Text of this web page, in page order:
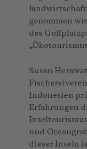
genommen
des
Susan
Indonesien
Erfahrungen
und
dieser Inseln